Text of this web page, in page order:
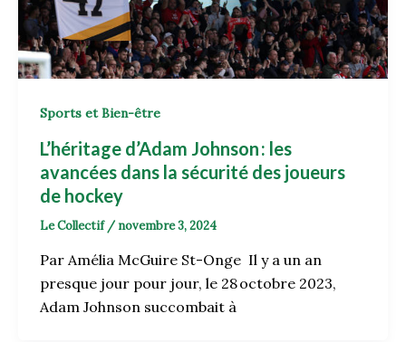
Sports et Bien-être
L’héritage d’Adam Johnson : les
avancées dans la sécurité des joueurs
de hockey
Le Collectif / novembre 3, 2024
Par Amélia McGuire St-Onge Il y a un an
presque jour pour jour, le 28 octobre 2023,
Adam Johnson succombait à